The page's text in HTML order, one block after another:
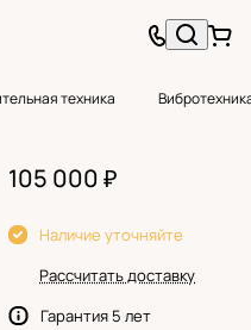
техника
105 000 ₽
Наличие уточняйте
Рассчитать доставку
Гарантия 5 лет